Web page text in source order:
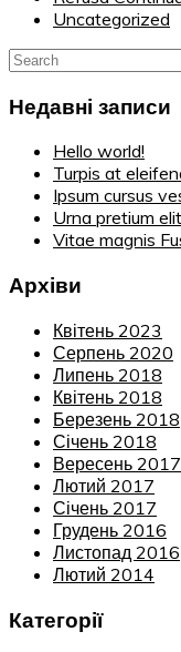
Uncategorized
Search
for:
Недавні записи
Hello world!
Turpis at
Ipsum cursus
Urna pretium
Vitae magnis
Архіви
Квітень 2023
Серпень 2020
Липень 2018
Квітень 2018
Березень 2018
Січень 2018
Вересень 2017
Лютий 2017
Січень 2017
Грудень 2016
Листопад 2016
Лютий 2014
Категорії